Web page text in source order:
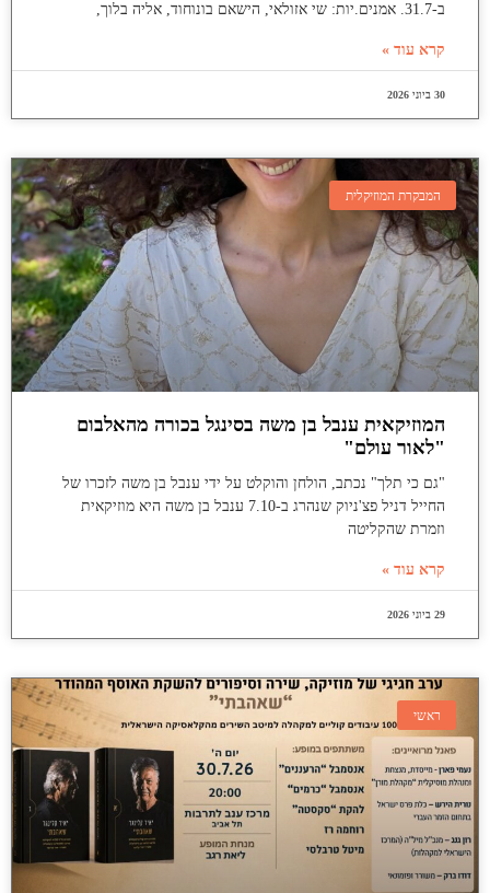
ב-31.7. אמנים.יות: שי אזולאי, הישאם בונוחוד, אליה בלוך,
קרא עוד »
30 ביוני 2026
המבקרת המוזיקלית
המוזיקאית ענבל בן משה בסינגל בכורה מהאלבום
"לאור עולם"
"גם כי תלך" נכתב, הולחן והוקלט על ידי ענבל בן משה לזכרו של
החייל דניל פצ'ניוק שנהרג ב-7.10 ענבל בן משה היא מוזיקאית
וזמרת שהקליטה
קרא עוד »
29 ביוני 2026
ראשי